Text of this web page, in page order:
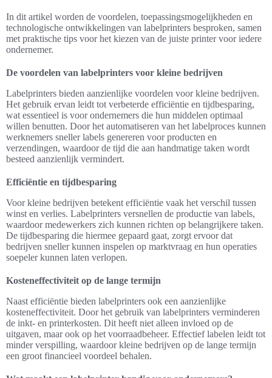
In dit artikel worden de voordelen, toepassingsmogelijkheden en
technologische ontwikkelingen van labelprinters besproken, samen
met praktische tips voor het kiezen van de juiste printer voor iedere
ondernemer.
De voordelen van labelprinters voor kleine bedrijven
Labelprinters bieden aanzienlijke voordelen voor kleine bedrijven.
Het gebruik ervan leidt tot verbeterde efficiëntie en tijdbesparing,
wat essentieel is voor ondernemers die hun middelen optimaal
willen benutten. Door het automatiseren van het labelproces kunnen
werknemers sneller labels genereren voor producten en
verzendingen, waardoor de tijd die aan handmatige taken wordt
besteed aanzienlijk vermindert.
Efficiëntie en tijdbesparing
Voor kleine bedrijven betekent efficiëntie vaak het verschil tussen
winst en verlies. Labelprinters versnellen de productie van labels,
waardoor medewerkers zich kunnen richten op belangrijkere taken.
De tijdbesparing die hiermee gepaard gaat, zorgt ervoor dat
bedrijven sneller kunnen inspelen op marktvraag en hun operaties
soepeler kunnen laten verlopen.
Kosteneffectiviteit op de lange termijn
Naast efficiëntie bieden labelprinters ook een aanzienlijke
kosteneffectiviteit. Door het gebruik van labelprinters verminderen
de inkt- en printerkosten. Dit heeft niet alleen invloed op de
uitgaven, maar ook op het voorraadbeheer. Effectief labelen leidt tot
minder verspilling, waardoor kleine bedrijven op de lange termijn
een groot financieel voordeel behalen.